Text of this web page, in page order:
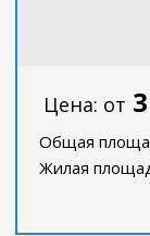
Цена: от
Общая
Жилая